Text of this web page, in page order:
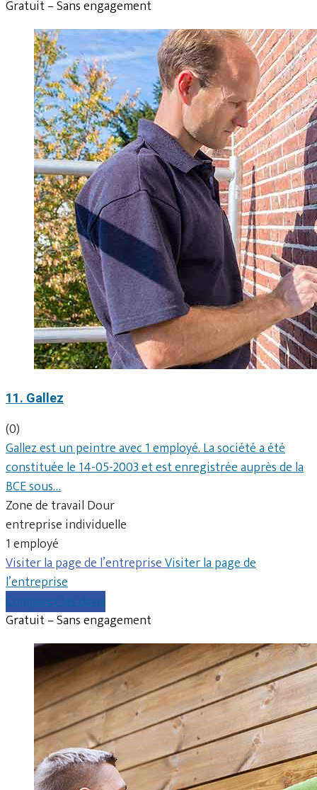
Gratuit – Sans engagement
11. Gallez
(0)
Gallez est un peintre avec 1 employé. La société a été
constituée le 14-05-2003 et est enregistrée auprès de la
BCE sous…
Zone de travail Dour
entreprise individuelle
1 employé
Visiter la page de l’entrepriseVisiter la page de
l’entreprise
Comparer les devis
Gratuit – Sans engagement